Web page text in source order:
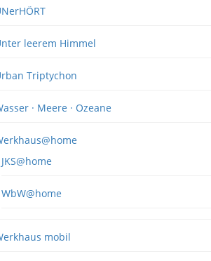
leerem Himmel
Triptychon
· Meere · Ozeane
JKS@home
WbW@home
mobil